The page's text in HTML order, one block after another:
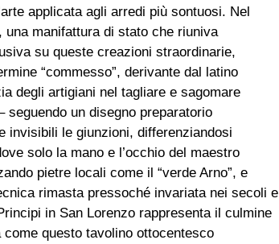
applicata agli arredi più sontuosi. Nel
una manifattura di stato che riuniva
su queste creazioni straordinarie,
“commesso”, derivante dal latino
degli artigiani nel tagliare e sagomare
un disegno preparatorio
invisibili le giunzioni, differenziandosi
solo la mano e l’occhio del maestro
pietre locali come il “verde Arno”, e
rimasta pressoché invariata nei secoli e
in San Lorenzo rappresenta il culmine
questo tavolino ottocentesco